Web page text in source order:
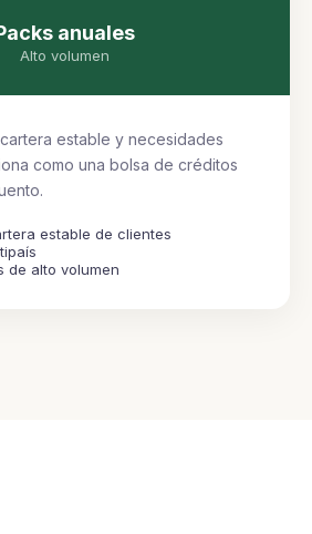
anuales
Alto volumen
estable y necesidades
como una bolsa de créditos
estable de clientes
de alto volumen